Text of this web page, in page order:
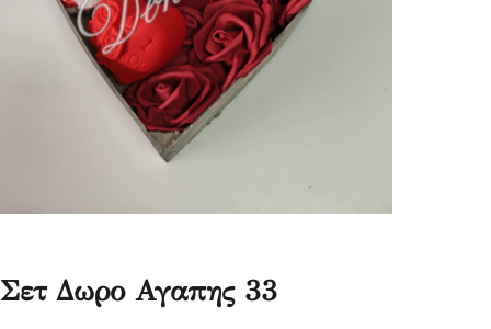
Σετ Δωρο Αγαπης 33